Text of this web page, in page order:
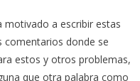
motivado a escribir estas
comentarios donde se
estos y otros problemas,
que otra palabra como